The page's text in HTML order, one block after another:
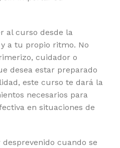
al curso desde la
a tu propio ritmo. No
cuidador o
desea estar preparado
este curso te dará la
necesarios para
en situaciones de
cuando se